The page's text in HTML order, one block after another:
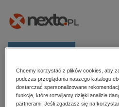
Kategorie
Zobacz wszystkie E-prasa
Strona główna Karina Kruk
Chcemy korzystać z plików cookies, aby
podczas przeglądania naszego katalogu
dostarczać spersonalizowane
funkcje, które rozwijamy dzięki analizie
partnerami. Jeśli zgadzasz się na